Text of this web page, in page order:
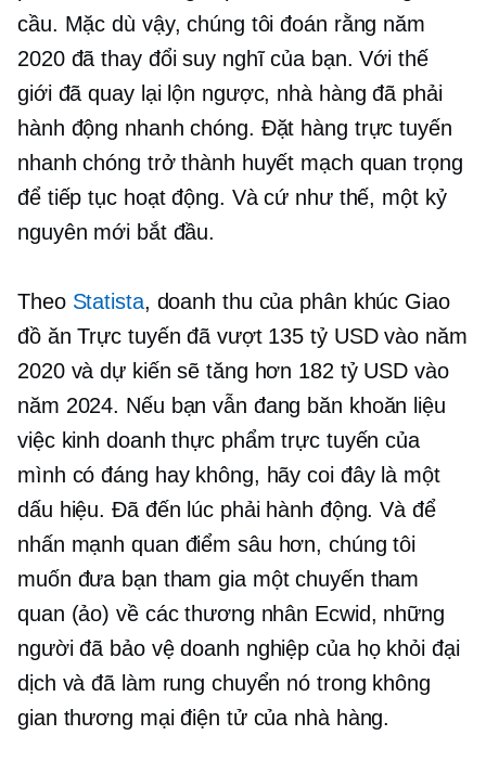
cầu. Mặc dù vậy, chúng tôi đoán rằng năm
2020 đã thay đổi suy nghĩ của bạn. Với thế
giới đã quay lại lộn ngược, nhà hàng đã phải
hành động nhanh chóng. Đặt hàng trực tuyến
nhanh chóng trở thành huyết mạch quan trọng
để tiếp tục hoạt động. Và cứ như thế, một kỷ
nguyên mới bắt đầu.
Theo Statista, doanh thu của phân khúc Giao
đồ ăn Trực tuyến đã vượt 135 tỷ USD vào năm
2020 và dự kiến ​​sẽ tăng hơn 182 tỷ USD vào
năm 2024. Nếu bạn vẫn đang băn khoăn liệu
việc kinh doanh thực phẩm trực tuyến của
mình có đáng hay không, hãy coi đây là một
dấu hiệu. Đã đến lúc phải hành động. Và để
nhấn mạnh quan điểm sâu hơn, chúng tôi
muốn đưa bạn tham gia một chuyến tham
quan (ảo) về các thương nhân Ecwid, những
người đã bảo vệ doanh nghiệp của họ khỏi đại
dịch và đã làm rung chuyển nó trong không
gian thương mại điện tử của nhà hàng.